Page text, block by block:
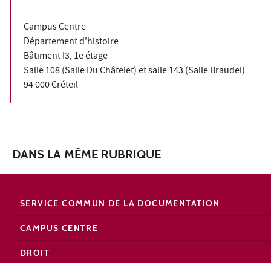
Campus Centre
Département d'histoire
Bâtiment I3, 1e étage
Salle 108 (Salle Du Châtelet) et salle 143 (Salle Braudel)
94 000 Créteil
DANS LA MÊME RUBRIQUE
SERVICE COMMUN DE LA DOCUMENTATION
CAMPUS CENTRE
DROIT